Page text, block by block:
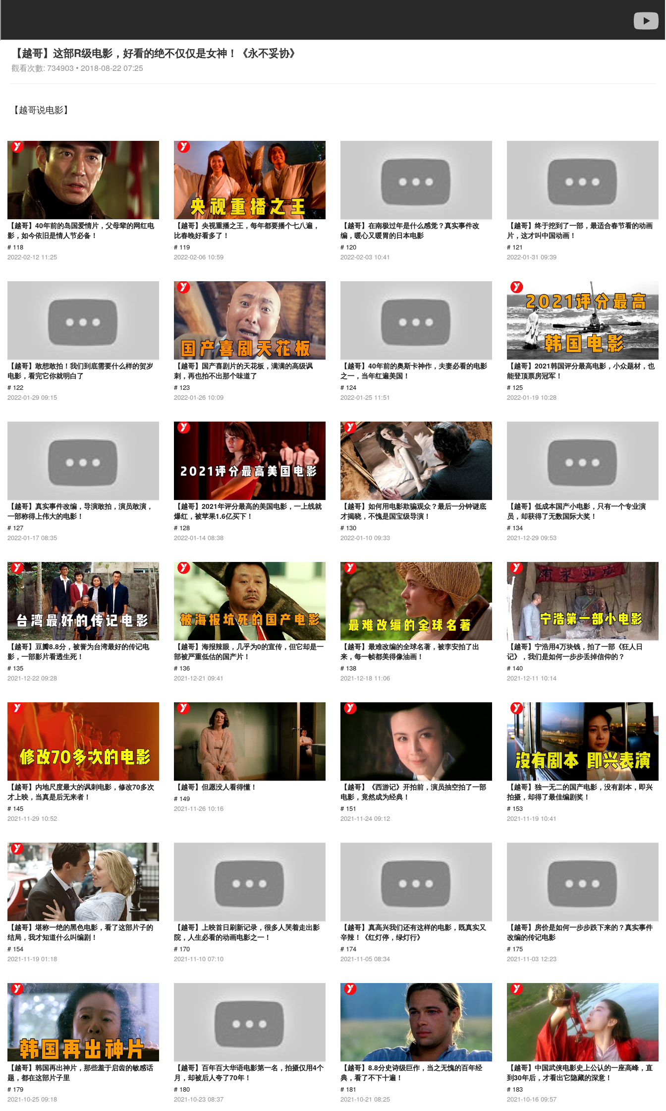
【越哥】这部R级电影，好看的绝不仅仅是女神！《永不妥协》
觀看次數: 734903 • 2018-08-22 07:25
【越哥说电影】
【越哥】40年前的岛国爱情片，父母辈的网红电
影，如今依旧是情人节必备！
# 118
2022-02-12 11:25
【越哥】央视重播之王，每年都要播个七八遍，
比春晚好看多了！
# 119
2022-02-06 10:59
【越哥】在南极过年是什么感觉？真实事件改
编，暖心又暖胃的日本电影
# 120
2022-02-03 10:41
【越哥】终于挖到了一部，最适合春节看的动画
片，这才叫中国动画！
# 121
2022-01-31 09:39
【越哥】敢想敢拍！我们到底需要什么样的贺岁
电影，看完它你就明白了
# 122
2022-01-29 09:15
【越哥】国产喜剧片的天花板，满满的高级讽
刺，再也拍不出那个味道了
# 123
2022-01-26 10:09
【越哥】40年前的奥斯卡神作，夫妻必看的电影
之一，当年红遍美国！
# 124
2022-01-25 11:51
【越哥】2021韩国评分最高电影，小众题材，也
能登顶票房冠军！
# 125
2022-01-19 10:28
【越哥】真实事件改编，导演敢拍，演员敢演，
一部称得上伟大的电影！
# 127
2022-01-17 08:35
【越哥】2021年评分最高的美国电影，一上线就
爆红，被苹果1.6亿买下！
# 128
2022-01-14 08:38
【越哥】如何用电影欺骗观众？最后一分钟谜底
才揭晓，不愧是国宝级导演！
# 130
2022-01-10 09:33
【越哥】低成本国产小电影，只有一个专业演
员，却获得了无数国际大奖！
# 134
2021-12-29 09:53
【越哥】豆瓣8.8分，被誉为台湾最好的传记电
影，一部影片看透生死！
# 135
2021-12-22 09:28
【越哥】海报辣眼，几乎为0的宣传，但它却是一
部被严重低估的国产片！
# 136
2021-12-21 09:41
【越哥】最难改编的全球名著，被李安拍了出
来，每一帧都美得像油画！
# 138
2021-12-18 11:06
【越哥】宁浩用4万块钱，拍了一部《狂人日
记》，我们是如何一步步丢掉信仰的？
# 140
2021-12-11 10:14
【越哥】内地尺度最大的讽刺电影，修改70多次
才上映，当真是后无来者！
# 145
2021-11-29 10:52
【越哥】但愿没人看得懂！
# 149
2021-11-26 10:16
【越哥】《西游记》开拍前，演员抽空拍了一部
电影，竟然成为经典！
# 151
2021-11-24 09:12
【越哥】独一无二的国产电影，没有剧本，即兴
拍摄，却得了最佳编剧奖！
# 153
2021-11-19 10:41
【越哥】堪称一绝的黑色电影，看了这部片子的
结局，我才知道什么叫编剧！
# 154
2021-11-19 01:18
【越哥】上映首日刷新记录，很多人哭着走出影
院，人生必看的动画电影之一！
# 170
2021-11-10 07:10
【越哥】真高兴我们还有这样的电影，既真实又
辛辣！《红灯停，绿灯行》
# 174
2021-11-05 08:34
【越哥】房价是如何一步步跌下来的？真实事件
改编的传记电影
# 175
2021-11-03 12:23
【越哥】韩国再出神片，那些羞于启齿的敏感话
题，都在这部片子里
# 179
2021-10-25 09:18
【越哥】百年百大华语电影第一名，拍摄仅用4个
月，却被后人夸了70年！
# 180
2021-10-23 08:37
【越哥】8.8分史诗级巨作，当之无愧的百年经
典，看了不下十遍！
# 181
2021-10-21 08:25
【越哥】中国武侠电影史上公认的一座高峰，直
到30年后，才看出它隐藏的深意！
# 183
2021-10-16 09:57